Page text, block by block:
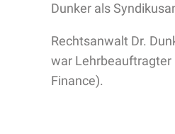
Dunker als
Rechtsanwalt Dr.
war Lehrbeauftragter
Finance).